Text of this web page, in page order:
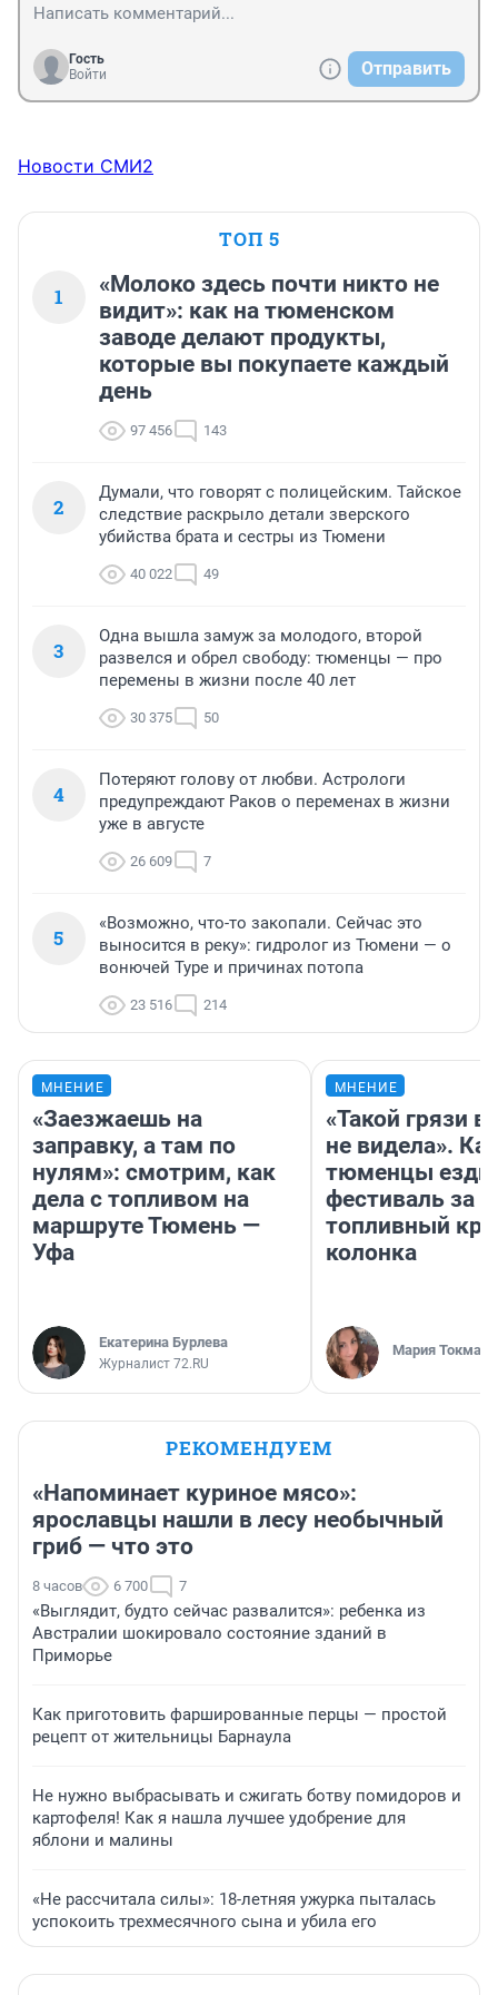
Гость
Войти
Отправить
Новости СМИ2
ТОП 5
1
«Молоко здесь почти никто не
видит»: как на тюменском
заводе делают продукты,
которые вы покупаете каждый
день
97 456 143
2
Думали, что говорят с полицейским. Тайское
следствие раскрыло детали зверского
убийства брата и сестры из Тюмени
40 022 49
3
Одна вышла замуж за молодого, второй
развелся и обрел свободу: тюменцы — про
перемены в жизни после 40 лет
30 375 50
4
Потеряют голову от любви. Астрологи
предупреждают Раков о переменах в жизни
уже в августе
26 609 7
5
«Возможно, что-то закопали. Сейчас это
выносится в реку»: гидролог из Тюмени — о
вонючей Туре и причинах потопа
23 516 214
МНЕНИЕ
«Заезжаешь на
заправку, а там по
нулям»: смотрим, как
дела с топливом на
маршруте Тюмень —
Уфа
Екатерина Бурлева
Журналист 72.RU
МНЕНИЕ
«Такой грязи
не видела».
тюменцы
фестиваль за
топливный
колонка
Мария
РЕКОМЕНДУЕМ
«Напоминает куриное мясо»:
ярославцы нашли в лесу необычный
гриб — что это
8 часов 6 700 7
«Выглядит, будто сейчас развалится»: ребенка из
Австралии шокировало состояние зданий в
Приморье
Как приготовить фаршированные перцы — простой
рецепт от жительницы Барнаула
Не нужно выбрасывать и сжигать ботву помидоров и
картофеля! Как я нашла лучшее удобрение для
яблони и малины
«Не рассчитала силы»: 18-летняя ужурка пыталась
успокоить трехмесячного сына и убила его